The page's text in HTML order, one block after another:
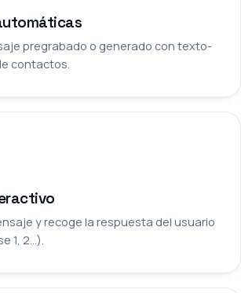
pregrabado o generado con texto-
contactos.
y recoge la respuesta del usuario
1, 2…).